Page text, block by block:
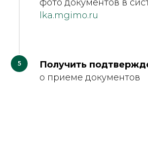
фото документов в
lka.mgimo.ru
Получить
о приеме документов